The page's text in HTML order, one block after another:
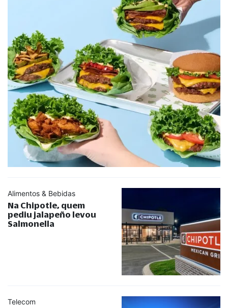
Alimentos & Bebidas
Na Chipotle, quem
pediu jalapeño levou
Salmonella
Telecom